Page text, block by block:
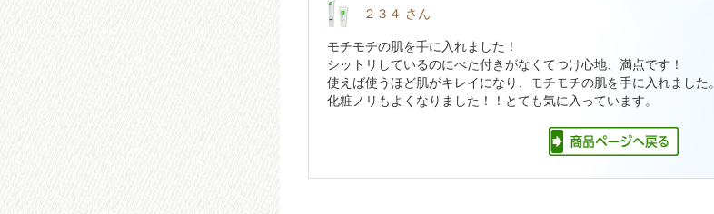
２３４ さん
モチモチの肌を手に入れました！
シットリしているのにべた付きがなくてつけ心地、満点です！
使えば使うほど肌がキレイになり、モチモチの肌を手に入れました。
化粧ノリもよくなりました！！とても気に入っています。